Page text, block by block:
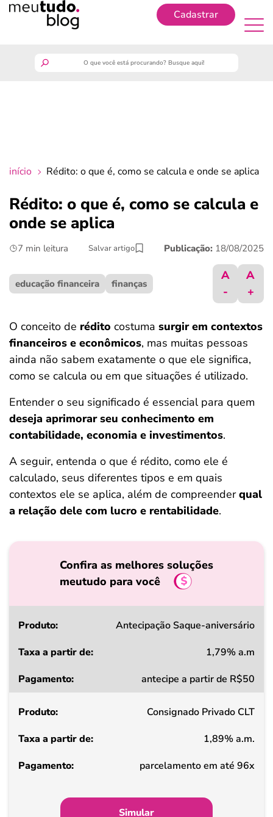
Cadastrar
crédito fácil
últimas notícias
ferramentas
início Rédito: o que é, como se calcula e onde se aplica
Rédito: o que é, como se calcula e
onde se aplica
7 min leitura Salvar artigo Publicação: 18/08/2025
educação financeira finanças
A
-
A
+
O conceito de rédito costuma surgir em contextos
financeiros e econômicos, mas muitas pessoas
ainda não sabem exatamente o que ele significa,
como se calcula ou em que situações é utilizado.
Entender o seu significado é essencial para quem
deseja aprimorar seu conhecimento em
contabilidade, economia e investimentos.
A seguir, entenda o que é rédito, como ele é
calculado, seus diferentes tipos e em quais
contextos ele se aplica, além de compreenderqual
a relação dele com lucro e rentabilidade.
Confira as melhores soluções
meutudo para você
Produto
a
de
Pagamento
Antecipação Saque-aniversário
1,79% a.m
antecipe a partir de R$50
Consignado Privado CLT
1,89% a.m.
parcelamento em até 96x
Simular